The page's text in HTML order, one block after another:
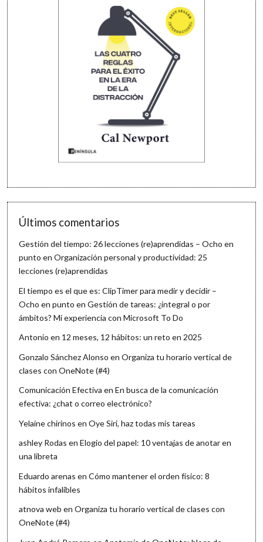
Últimos comentarios
Gestión del tiempo: 26 lecciones (re)aprendidas – Ocho en
punto enOrganización personal y productividad: 25
lecciones (re)aprendidas
El tiempo es el que es: ClipTimer para medir y decidir –
Ocho en punto enGestión de tareas: ¿integral o por
ámbitos? Mi experiencia con Microsoft To Do
Antonio en 12 meses, 12 hábitos: un reto en 2025
Gonzalo Sánchez Alonso enOrganiza tu horario vertical de
clases con OneNote (#4)
Comunicación Efectiva enEn busca de la comunicación
efectiva: ¿chat o correo electrónico?
Yelaine chirinos enOye Siri, haz todas mis tareas
ashley Rodas enElogio del papel: 10 ventajas de anotar en
una libreta
Eduardo arenas enCómo mantener el orden físico: 8
hábitos infalibles
atnova web enOrganiza tu horario vertical de clases con
OneNote (#4)